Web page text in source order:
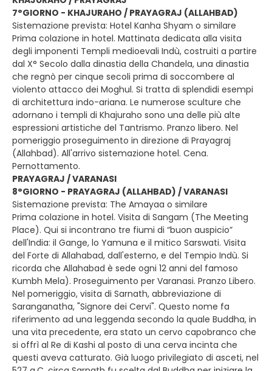
7°GIORNO - KHAJURAHO / PRAYAGRAJ (ALLAHBAD)
Sistemazione prevista: Hotel Kanha Shyam o similare
Prima colazione in hotel. Mattinata dedicata alla visita
degli imponenti Templi medioevali Indù, costruiti a partire
dal X° Secolo dalla dinastia della Chandela, una dinastia
che regnò per cinque secoli prima di soccombere al
violento attacco dei Moghul. Si tratta di splendidi esempi
di architettura indo-ariana. Le numerose sculture che
adornano i templi di Khajuraho sono una delle più alte
espressioni artistiche del Tantrismo. Pranzo libero. Nel
pomeriggio proseguimento in direzione di Prayagraj
(Allahbad). All'arrivo sistemazione hotel. Cena.
Pernottamento.
PRAYAGRAJ / VARANASI
8°GIORNO - PRAYAGRAJ (ALLAHBAD) / VARANASI
Sistemazione prevista: The Amayaa o similare
Prima colazione in hotel. Visita di Sangam (The Meeting
Place). Qui si incontrano tre fiumi di “buon auspicio”
dell'India: il Gange, lo Yamuna e il mitico Sarswati. Visita
del Forte di Allahabad, dall'esterno, e del Tempio Indù. Si
ricorda che Allahabad è sede ogni 12 anni del famoso
Kumbh Mela). Proseguimento per Varanasi. Pranzo Libero.
Nel pomeriggio, visita di Sarnath, abbreviazione di
Saranganatha, "Signore dei Cervi". Questo nome fa
riferimento ad una leggenda secondo la quale Buddha, in
una vita precedente, era stato un cervo capobranco che
si offrì al Re di Kashi al posto di una cerva incinta che
questi aveva catturato. Già luogo privilegiato di asceti, nel